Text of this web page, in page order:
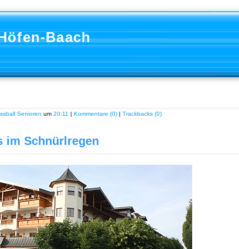
Baach
Senioren um 20:11 | Kommentare (0) | Trackbacks (0)
im Schnürlregen